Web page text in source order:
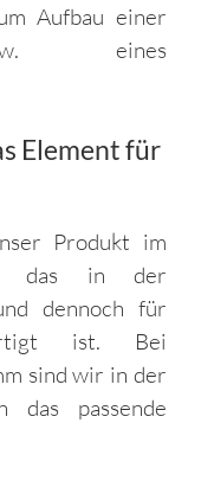
Aufbau einer
eines
Element für
Produkt im
das in der
dennoch für
ist. Bei
sind wir in der
das passende